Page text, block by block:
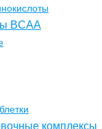
BCAA
комплексы